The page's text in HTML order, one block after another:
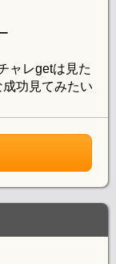
ャレgetは見た
功見てみたい